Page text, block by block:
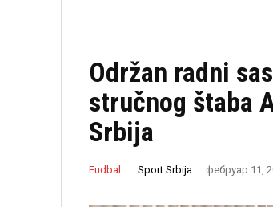
Održan radni
stručnog štaba
Srbija
Fudbal Sport Srbija фебруар 11,